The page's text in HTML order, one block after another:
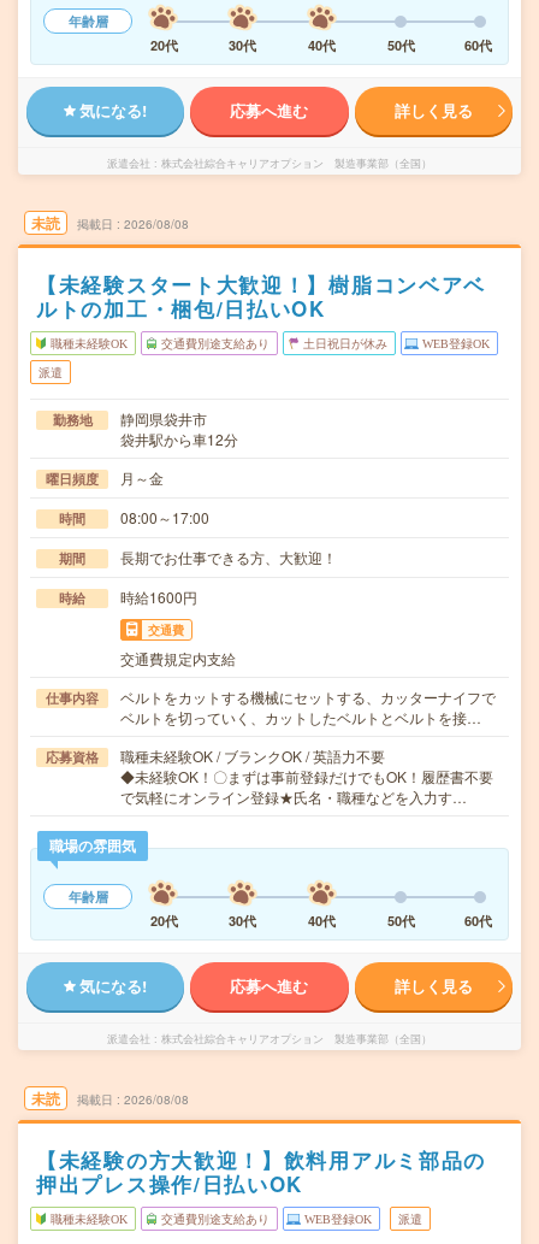
年齢層
20代
30代 40代 50代 60代
気になる! 応募へ進む 詳しく見る
派遣会社 株式会社綜合キャリアオプション 製造事業部（全国）
未読 掲載日 2026/08/08
【未経験スタート大歓迎！】樹脂コンベアベ
ルトの加工・梱包/日払いOK
職種未経験OK 交通費別途支給あり 土日祝日が休み WEB登録OK
派遣
勤務地
静岡県袋井市
袋井駅から車12分
曜日頻度 月～金
時間 08:00～17:00
期間 長期でお仕事できる方、大歓迎！
時給 時給1600円
交通費
交通費規定内支給
仕事内容
ベルトをカットする機械にセットする、カッターナイフで
ベルトを切っていく、カットしたベルトとベルトを接…
応募資格
職種未経験OK / ブランクOK / 英語力不要
◆未経験OK！〇まずは事前登録だけでもOK！履歴書不要
で気軽にオンライン登録★氏名・職種などを入力す…
職場の雰囲気
年齢層
20代
30代 40代 50代 60代
気になる! 応募へ進む 詳しく見る
派遣会社 株式会社綜合キャリアオプション 製造事業部（全国）
未読 掲載日 2026/08/08
【未経験の方大歓迎！】飲料用アルミ部品の
押出プレス操作/日払いOK
職種未経験OK 交通費別途支給あり WEB登録OK 派遣